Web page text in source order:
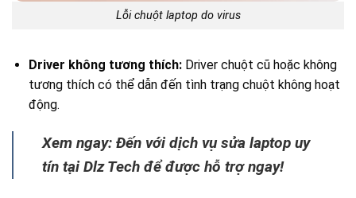
Lỗi chuột laptop do virus
Driver không tương thích:Driver chuột cũ hoặc không
tương thích có thể dẫn đến tình trạng chuột không hoạt
động.
Xem ngay: Đến với dịch vụ sửa laptop uy
tín tại Dlz Tech để được hỗ trợ ngay!